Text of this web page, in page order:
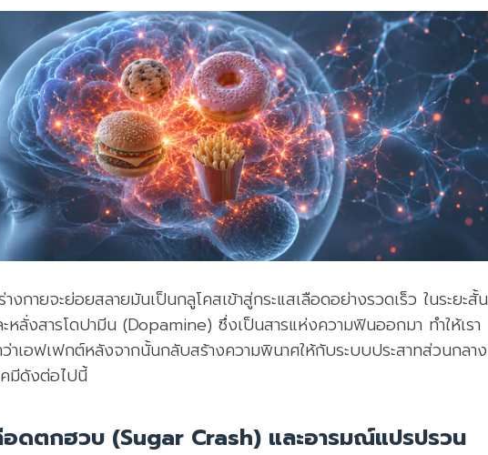
งกายจะย่อยสลายมันเป็นกลูโคสเข้าสู่กระแสเลือดอย่างรวดเร็ว ในระยะสั้น
หลั่งสารโดปามีน (Dopamine) ซึ่งเป็นสารแห่งความฟินออกมา ทำให้เรา
เอฟเฟกต์หลังจากนั้นกลับสร้างความพินาศให้กับระบบประสาทส่วนกลาง
มีดังต่อไปนี้
ลือดตกฮวบ (Sugar Crash) และอารมณ์แปรปรวน